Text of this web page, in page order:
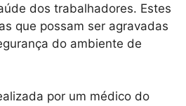
dos trabalhadores. Estes
que possam ser agravadas
do ambiente de
por um médico do